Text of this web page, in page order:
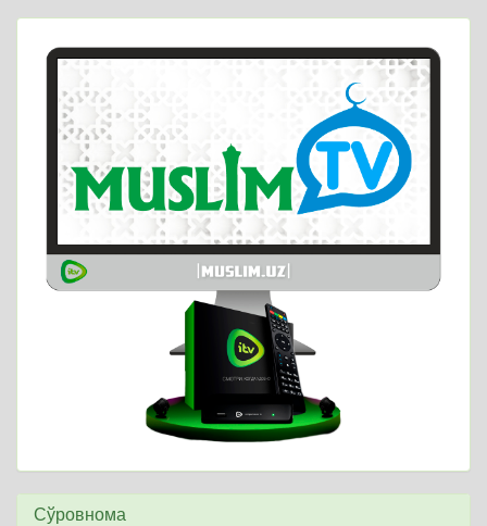
Сўровнома